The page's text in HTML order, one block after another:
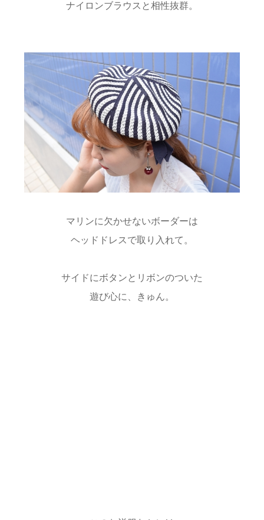
ナイロンブラウスと相性抜群。
マリンに欠かせないボーダーは
ヘッドドレスで取り入れて。
サイドにボタンとリボンのついた
遊び心に、きゅん。